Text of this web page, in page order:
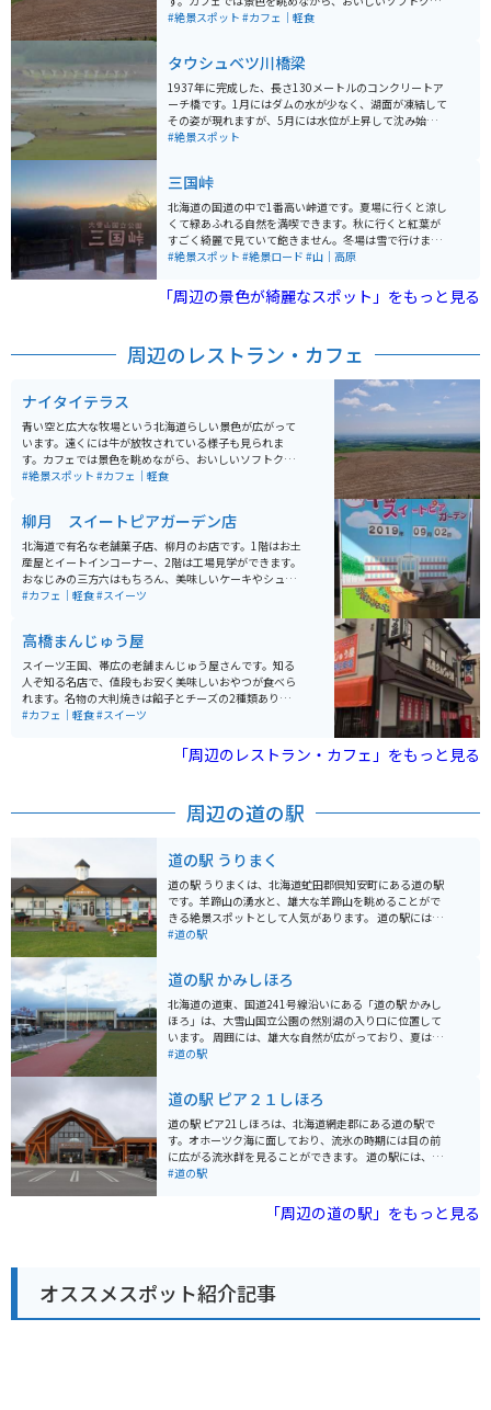
ームや軽食を食べることができます。景色を見ながらい
#絶景スポット #カフェ｜軽食
タウシュベツ川橋梁
1937年に完成した、長さ130メートルのコンクリートア
ーチ橋です。1月にはダムの水が少なく、湖面が凍結して
その姿が現れますが、5月には水位が上昇して沈み始
め、夏には湖底に沈んでいます。季節によってその姿が
士幌線コンクリートアーチ橋梁グループの中でも、特に
代表的なものとして知られています。 夏季は、タウシュ
ベツ川橋梁までの林道は許可車両以外の通行が禁止され
ています。見学方法としては、以下の方法があります。
・ぬかびら源泉郷から旭川方面に8キロ進んだ地点にあ
自然ガイドセンターの有料ツアーを利用する ・道の駅か
みしほろで林道ゲートの鍵を借りて、自家用車で行く 冬
#絶景スポット
三国峠
北海道の国道の中で1番高い峠道です。夏場に行くと涼し
くて緑あふれる自然を満喫できます。秋に行くと紅葉が
すごく綺麗で見ていて飽きません。冬場は雪で行けませ
んが、夏と秋の三国峠といえばバイクでのツーリングに
す景色は十勝を一望できるほど絶景で、よくツーリング
途中のバイク好きの人たちの休憩スポットにもなってい
さい。
#絶景スポット #絶景ロード #山｜高原
「周辺の景色が綺麗なスポット」をもっと見る
周辺のレストラン・カフェ
ナイタイテラス
青い空と広大な牧場という北海道らしい景色が広がって
います。遠くには牛が放牧されている様子も見られま
す。カフェでは景色を眺めながら、おいしいソフトクリ
ームや軽食を食べることができます。景色を見ながらい
#絶景スポット #カフェ｜軽食
柳月 スイートピアガーデン店
北海道で有名な老舗菓子店、柳月のお店です。1階はお土
産屋とイートインコーナー、2階は工場見学ができます。
おなじみの三方六はもちろん、美味しいケーキやシュー
クリーム、ソフトクリームもあります。甘いものとコー
#カフェ｜軽食#スイーツ
高橋まんじゅう屋
スイーツ王国、帯広の老舗まんじゅう屋さんです。知る
人ぞ知る名店で、値段もお安く美味しいおやつが食べら
れます。名物の大判焼きは餡子とチーズの2種類あり、ど
ちらも美味しいです。小腹が空いている人には肉まんも
#カフェ｜軽食#スイーツ
「周辺のレストラン・カフェ」をもっと見る
周辺の道の駅
道の駅 うりまく
道の駅 うりまくは、北海道虻田郡倶知安町にある道の駅
です。羊蹄山の湧水と、雄大な羊蹄山を眺めることがで
きる絶景スポットとして人気があります。 道の駅には、
地元の新鮮な農産物や特産品を販売する直売所、レスト
野菜を使った料理がおすすめです。 バイクで訪れる場
合、駐車場も広く停めやすいので安心です。羊蹄山の周
遊道路は景色も良く、ツーリングにも最適です。周辺に
は、ニセコやルスツリゾートなどの観光スポットも点在
しており、拠点としても便利です。 倶知安町はじゃがい
ょう。また、羊蹄山麓には湧水地が点在しており、美味
しい水を汲むこともできます。
#道の駅
道の駅 かみしほろ
北海道の道東、国道241号線沿いにある「道の駅 かみし
ほろ」は、大雪山国立公園の然別湖の入り口に位置して
います。 周囲には、雄大な自然が広がっており、夏はキ
ャンプやカヌー、冬はワカサギ釣りやスノーモービルな
販売されているほか、レストランでは、鹿肉を使用した
「エゾシカ丼」や「エゾシカカレー」などが人気です。
また、然別湖で獲れたワカサギを使った「ワカサギ天
丼」もおすすめです。 バイクで訪れる際は、然別湖畔を
一周する道路が絶景なので、ぜひ走ってみてください。
きる * 新鮮な地元産の食材が手に入る * エゾシカ料理や
#道の駅
道の駅 ピア２１しほろ
道の駅 ピア21しほろは、北海道網走郡にある道の駅で
す。オホーツク海に面しており、流氷の時期には目の前
に広がる流氷群を見ることができます。 道の駅には、レ
ストランや特産品販売所があり、地元の新鮮な海産物や
品なども充実しています。 バイクで訪れる際は、駐車場
からオホーツク海を眺めることができます。周辺には、
夏にはオホーツク海を望むキャンプ場でゆったりと過ご
すことができます。秋には周囲の山々が紅葉で色づき、
冬には流氷が押し寄せるなど、四季折々の魅力を楽しめ
#道の駅
「周辺の道の駅」をもっと見る
オススメスポット紹介記事